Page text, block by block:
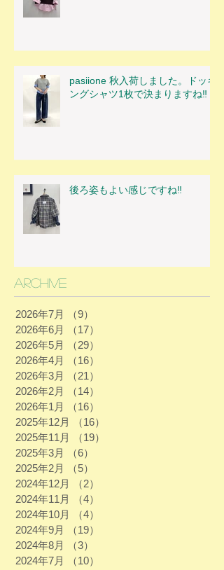
pasiione 秋入荷しました。ドッキ
ングシャツ1枚で決まりますね‼
後ろ姿もよい感じですね‼
Archive
2026年7月 （9）
2026年6月
（17）
2026年5月
（29）
2026年4月
（16）
2026年3月
（21）
2026年2月
（14）
2026年1月
（16）
2025年12月
（16）
2025年11月
（19）
2025年3月
（6）
2025年2月
（5）
2024年12月
（2）
2024年11月
（4）
2024年10月
（4）
2024年9月
（19）
2024年8月
（3）
2024年7月
（10）